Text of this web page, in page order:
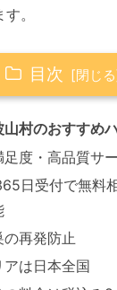
。
目次
村のおすすめ
足度・高品質サ
日受付で無料
再発防止
アは日本全国